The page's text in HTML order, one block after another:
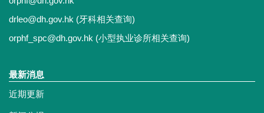
drleo@dh.gov.hk (牙科相关查询)
orphf_spc@dh.gov.hk (小型执业诊所相关查询)
最新消息
近期更新